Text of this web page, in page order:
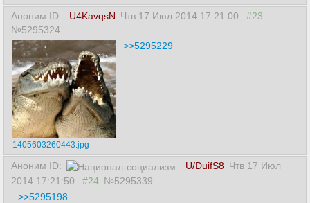
Аноним ID: U4KavqsN Чтв 17 Июл 2014 17:21:00
#23
№5295324
1405603260443.jpg
>>5295229
Аноним ID: U/DuifS8 Чтв 17 Июл
2014 17:21:50
#24 №5295339
>>5295198